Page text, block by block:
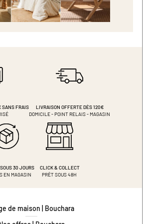
SANS FRAIS
LIVRAISON OFFERTE DÈS 120€
DOMICILE - POINT RELAIS - MAGASIN
30 JOURS
EN MAGASIN
CLICK & COLLECT
PRÊT SOUS 48H
de maison | Bouchara